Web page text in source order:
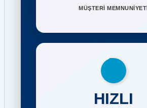
MÜŞTERİ MEMNUNİYETİ
HIZLI